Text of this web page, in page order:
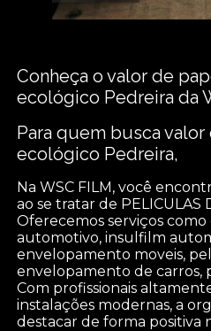
Conheça o valor de
ecológico Pedreira da
Para quem busca
ecológico Pedreira,
Na WSC FILM, você
ao se tratar de PELICULAS
Oferecemos serviços
automotivo, insulfilm
envelopamento moveis,
envelopamento de carros,
Com profissionais
instalações modernas, a
destacar de forma positiva